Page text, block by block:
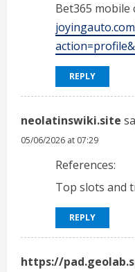
Bet365 mobile
REPLY
neolatinswiki.site
05/06/2026 at 07:29
References:
Top slots and
REPLY
https://